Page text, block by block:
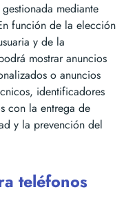
mediante
función de la elección
y de la
mostrar anuncios
o anuncios
identificadores
con la entrega de
y la prevención del
teléfonos